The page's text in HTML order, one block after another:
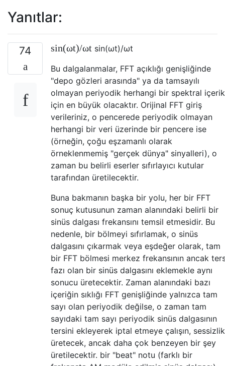
Yanıtlar:
74 sin(ωt)/ωt sin(ωt)/ωt
Bu dalgalanmalar, FFT açıklığı genişliğinde
"depo gözleri arasında" ya da tamsayılı
olmayan periyodik herhangi bir spektral içerik
için en büyük olacaktır. Orijinal FFT giriş
verileriniz, o pencerede periyodik olmayan
herhangi bir veri üzerinde bir pencere ise
(örneğin, çoğu eşzamanlı olarak
örneklenmemiş "gerçek dünya" sinyalleri), o
zaman bu belirli eserler sıfırlayıcı kutular
tarafından üretilecektir.
Buna bakmanın başka bir yolu, her bir FFT
sonuç kutusunun zaman alanındaki belirli bir
sinüs dalgası frekansını temsil etmesidir. Bu
nedenle, bir bölmeyi sıfırlamak, o sinüs
dalgasını çıkarmak veya eşdeğer olarak, tam
bir FFT bölmesi merkez frekansının ancak
fazı olan bir sinüs dalgasını eklemekle aynı
sonucu üretecektir. Zaman alanındaki bazı
içeriğin sıklığı FFT genişliğinde yalnızca tam
sayı olan periyodik değilse, o zaman tam
sayıdaki tam sayı periyodik sinüs dalgasının
tersini ekleyerek iptal etmeye çalışın, sessizlik
üretecek, ancak daha çok benzeyen bir şey
üretilecektir. bir "beat" notu (farklı bir